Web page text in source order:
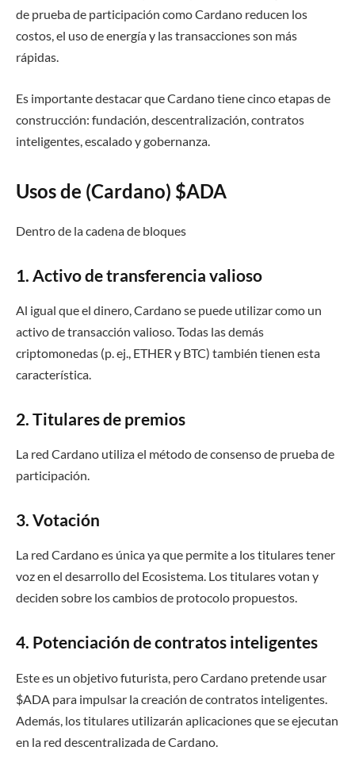
de prueba de participación como Cardano reducen los
costos, el uso de energía y las transacciones son más
rápidas.
Es importante destacar que Cardano tiene cinco etapas de
construcción: fundación, descentralización, contratos
inteligentes, escalado y gobernanza.
Usos de (Cardano) $ADA
Dentro de la cadena de bloques
1. Activo de transferencia valioso
Al igual que el dinero, Cardano se puede utilizar como un
activo de transacción valioso. Todas las demás
criptomonedas (p. ej., ETHER y BTC) también tienen esta
característica.
2. Titulares de premios
La red Cardano utiliza el método de consenso de prueba de
participación.
3. Votación
La red Cardano es única ya que permite a los titulares tener
voz en el desarrollo del Ecosistema. Los titulares votan y
deciden sobre los cambios de protocolo propuestos.
4. Potenciación de contratos inteligentes
Este es un objetivo futurista, pero Cardano pretende usar
$ADA para impulsar la creación de contratos inteligentes.
Además, los titulares utilizarán aplicaciones que se ejecutan
en la red descentralizada de Cardano.